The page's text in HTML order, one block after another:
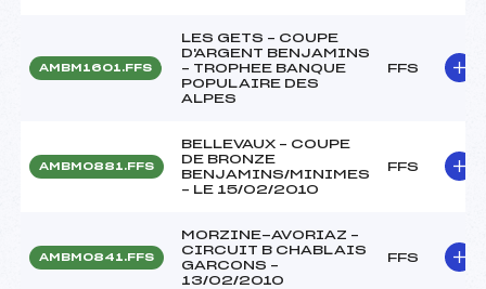
AMBM1601.FFS
LES GETS – COUPE
D'ARGENT BENJAMINS
– TROPHEE BANQUE
POPULAIRE DES
ALPES
FFS
AMBM0881.FFS
BELLEVAUX – COUPE
DE BRONZE
BENJAMINS/MINIMES
– LE 15/02/2010
FFS
AMBM0841.FFS
MORZINE-AVORIAZ –
CIRCUIT B CHABLAIS
GARCONS –
13/02/2010
FFS